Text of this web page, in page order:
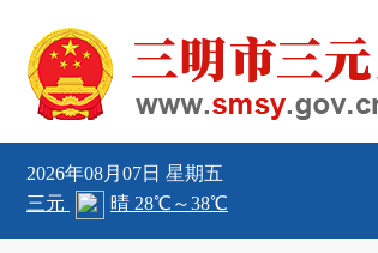
2026年08月07日 星期五